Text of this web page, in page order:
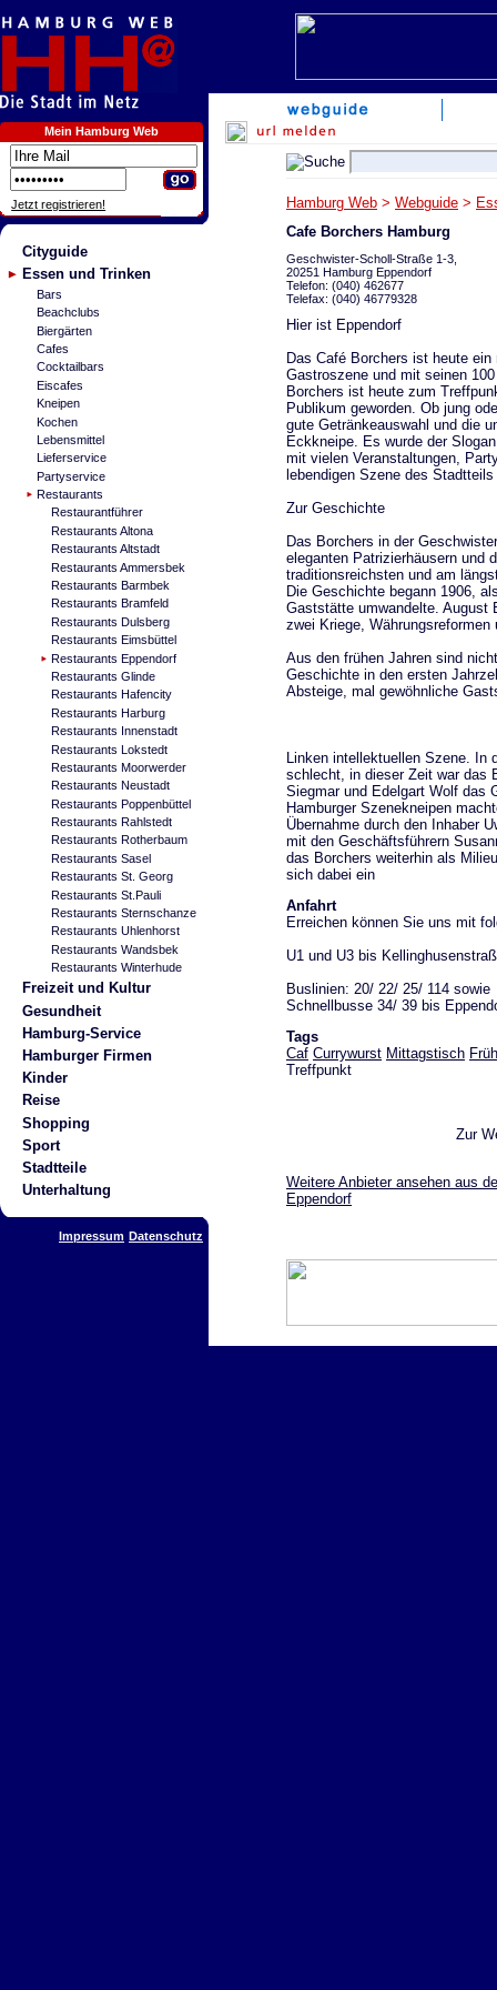
Mein Hamburg Web
Jetzt registrieren!
Cityguide
Essen und Trinken
Bars
Beachclubs
Biergärten
Cafes
Cocktailbars
Eiscafes
Kneipen
Kochen
Lebensmittel
Lieferservice
Partyservice
Restaurants
Restaurantführer
Restaurants Altona
Restaurants Altstadt
Restaurants Ammersbek
Restaurants Barmbek
Restaurants Bramfeld
Restaurants Dulsberg
Restaurants Eimsbüttel
Restaurants Eppendorf
Restaurants Glinde
Restaurants Hafencity
Restaurants Harburg
Restaurants Innenstadt
Restaurants Lokstedt
Restaurants Moorwerder
Restaurants Neustadt
Restaurants Poppenbüttel
Restaurants Rahlstedt
Restaurants Rotherbaum
Restaurants Sasel
Restaurants St. Georg
Restaurants St.Pauli
Restaurants Sternschanze
Restaurants Uhlenhorst
Restaurants Wandsbek
Restaurants Winterhude
Freizeit und Kultur
Gesundheit
Hamburg-Service
Hamburger Firmen
Kinder
Reise
Shopping
Sport
Stadtteile
Unterhaltung
Impressum Datenschutz
Hamburg Web > Webguide >
Cafe Borchers Hamburg
Geschwister-Scholl-Straße 1-3,
20251 Hamburg Eppendorf
Telefon: (040) 462677
Telefax: (040) 46779328
Hier ist Eppendorf
Das Café Borchers ist heute
Gastroszene und mit seinen
Borchers ist heute zum
Publikum geworden. Ob jung
gute Getränkeauswahl und die
Eckkneipe. Es wurde der
mit vielen Veranstaltungen,
lebendigen Szene des
Zur Geschichte
Das Borchers in der
eleganten Patrizierhäusern und
traditionsreichsten und am
Die Geschichte begann 1906,
Gaststätte umwandelte. August
zwei Kriege,
Aus den frühen Jahren sind
Geschichte in den ersten
Absteige, mal gewöhnliche
Linken intellektuellen Szene. In
schlecht, in dieser Zeit war das
Siegmar und Edelgart Wolf das
Hamburger Szenekneipen
Übernahme durch den Inhaber
mit den Geschäftsführern
das Borchers weiterhin als
sich dabei ein
Anfahrt
Erreichen können Sie uns mit
U1 und U3 bis
Buslinien: 20/ 22/ 25/ 114 sowie
Schnellbusse 34/ 39 bis
Tags
Caf Currywurst Mittagstisch
Treffpunkt
Zur
Weitere Anbieter ansehen aus
Eppendorf